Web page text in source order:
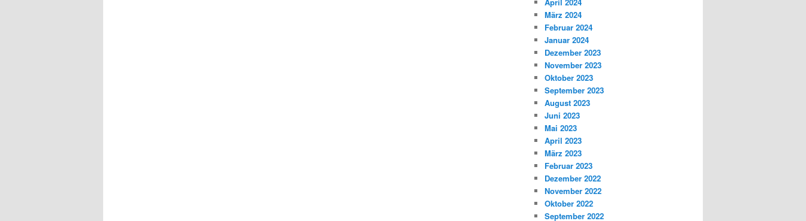
März 2024
Februar 2024
Januar 2024
Dezember 2023
November 2023
Oktober 2023
September 2023
August 2023
Juni 2023
Mai 2023
April 2023
März 2023
Februar 2023
Dezember 2022
November 2022
Oktober 2022
September 2022